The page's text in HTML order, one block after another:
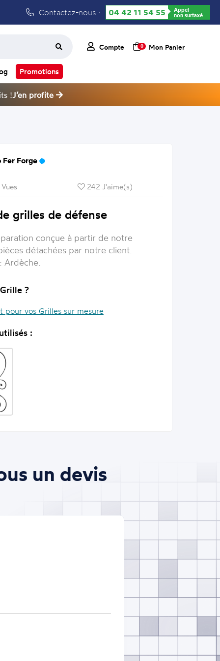
Contactez-nous : 04 42 11 54 55 Appel
non surtaxé
Compte 0 Mon Panier
Promotions
!J’en profite
Fer Forge
242 J'aime(s)
grilles de défense
conçue à partir de notre
détachées par notre client.
Ardèche
?
pour vos Grilles sur mesure
:
un devis